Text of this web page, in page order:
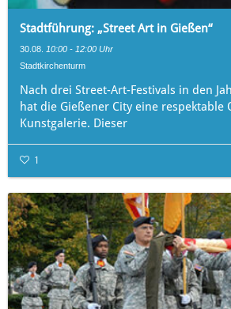
Stadtführung: „Street Art in Gießen“
30.08. 10:00 - 12:00 Uhr
Stadtkirchenturm
Nach drei Street-Art-Festivals in den
hat die Gießener City eine respektable
Kunstgalerie. Dieser
1